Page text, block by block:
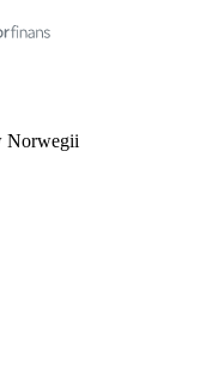
Norwegii